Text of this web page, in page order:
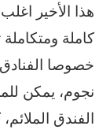
هذا الأخير
كاملة
نجوم، يمكن
الفندق